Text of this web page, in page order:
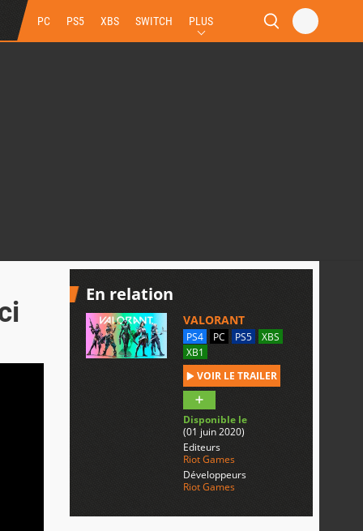
PC PS5 XBS SWITCH PLUS
En relation
VALORANT
PS4 PC PS5
XBS
XB1
VOIR LE TRAILER
Disponible le
(01 juin 2020)
Editeurs
Riot Games
Développeurs
Riot Games